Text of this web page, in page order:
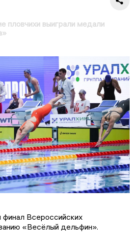
пловчихи выиграли медали
финал Всероссийских
«Весёлый дельфин».